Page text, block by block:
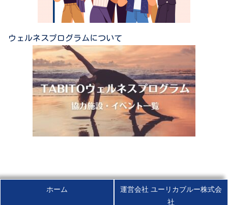
ウェルネスプログラムについて
ホーム
運営会社 ユーリカブルー株式会
社